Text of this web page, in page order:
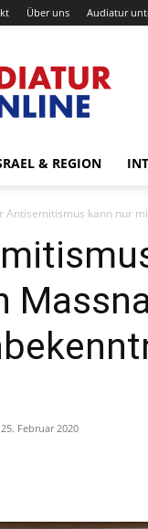
Über uns Audiatur
& REGION
Antisemitismus kann nur
25. Februar 2020